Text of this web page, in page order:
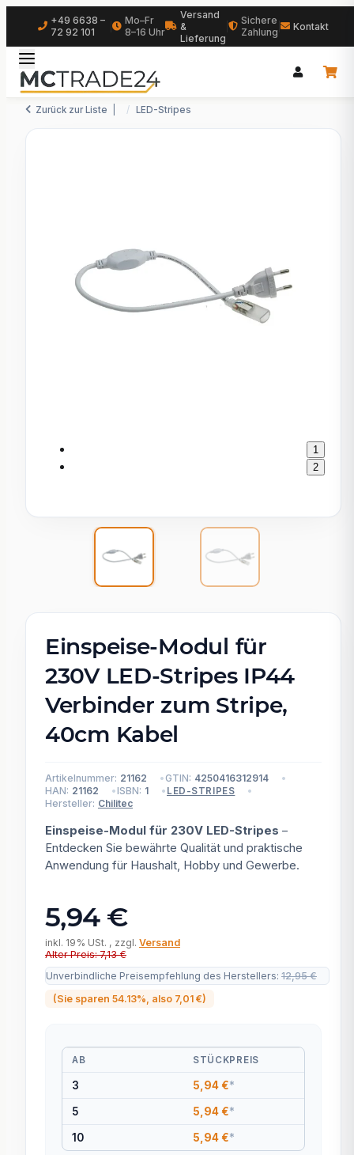
+49 6638 –
72 92 101
Mo–Fr
8–16 Uhr
Versand
&
Lieferung
Sichere
Zahlung
Kontakt
Zurück zur Liste LED-Stripes
1
2
Einspeise-Modul für
230V LED-Stripes IP44
Verbinder zum Stripe,
40cm Kabel
Artikelnummer: 21162 GTIN: 4250416312914
HAN: 21162 ISBN: 1 LED-STRIPES
Hersteller: Chilitec
Einspeise-Modul für 230V LED-Stripes –
Entdecken Sie bewährte Qualität und praktische
Anwendung für Haushalt, Hobby und Gewerbe.
5,94 €
inkl. 19% USt. , zzgl. Versand
Alter Preis: 7,13 €
Unverbindliche Preisempfehlung des Herstellers: 12,95 €
(Sie sparen 54.13% , also 7,01 €)
AB STÜCKPREIS
3 5,94 €*
5 5,94 €*
10 5,94 €*